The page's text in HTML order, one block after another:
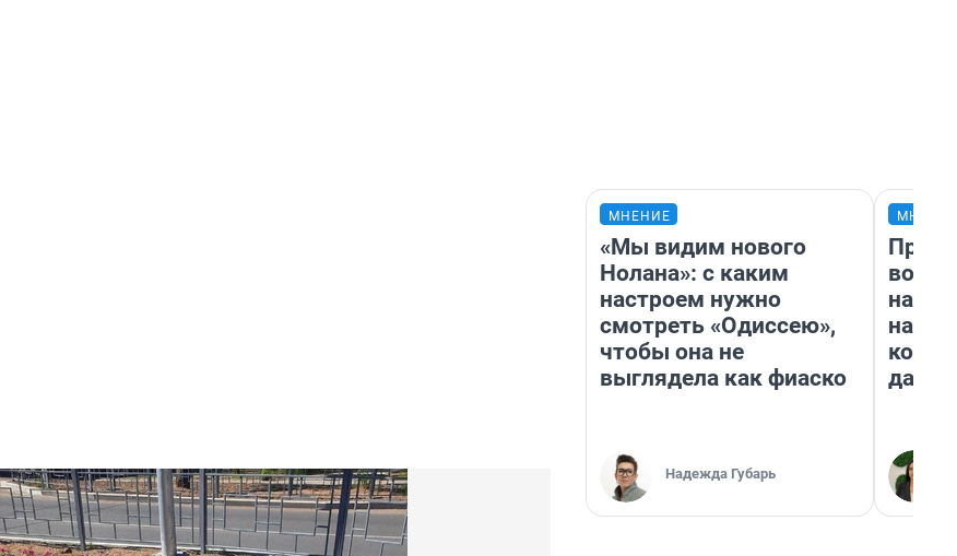
МНЕНИЕ
«Мы видим нового
Нолана»: с каким
настроем нужно
смотреть «Одиссею»,
чтобы она не
выглядела как фиаско
Надежда Губарь
нам
даже